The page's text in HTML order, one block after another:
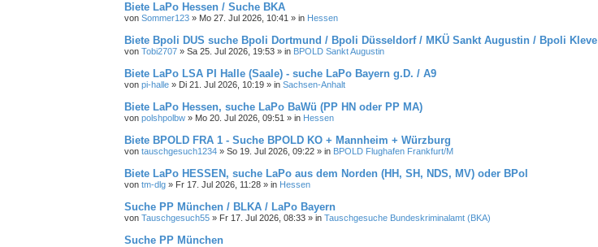
Biete LaPo Hessen / Suche BKA
von Sommer123 » Mo 27. Jul 2026, 10:41 » in Hessen
Biete Bpoli DUS suche Bpoli Dortmund / Bpoli Düsseldorf / MKÜ Sankt Augustin / Bpoli Kleve
von Tobi2707 » Sa 25. Jul 2026, 19:53 » in BPOLD Sankt Augustin
Biete LaPo LSA PI Halle (Saale) - suche LaPo Bayern g.D. / A9
von pi-halle » Di 21. Jul 2026, 10:19 » in Sachsen-Anhalt
Biete LaPo Hessen, suche LaPo BaWü (PP HN oder PP MA)
von polshpolbw » Mo 20. Jul 2026, 09:51 » in Hessen
Biete BPOLD FRA 1 - Suche BPOLD KO + Mannheim + Würzburg
von tauschgesuch1234 » So 19. Jul 2026, 09:22 » in BPOLD Flughafen Frankfurt/M
Biete LaPo HESSEN, suche LaPo aus dem Norden (HH, SH, NDS, MV) oder BPol
von tm-dlg » Fr 17. Jul 2026, 11:28 » in Hessen
Suche PP München / BLKA / LaPo Bayern
von Tauschgesuch55 » Fr 17. Jul 2026, 08:33 » in Tauschgesuche Bundeskriminalamt (BKA)
Suche PP München